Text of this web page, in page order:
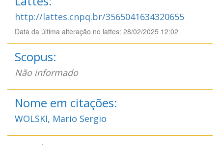
http://lattes.cnpq.br/3565041634320655
Data da última alteração no lattes: 28/02/2025 12:02
Scopus:
Não informado
Nome em citações:
WOLSKI, Mario Sergio